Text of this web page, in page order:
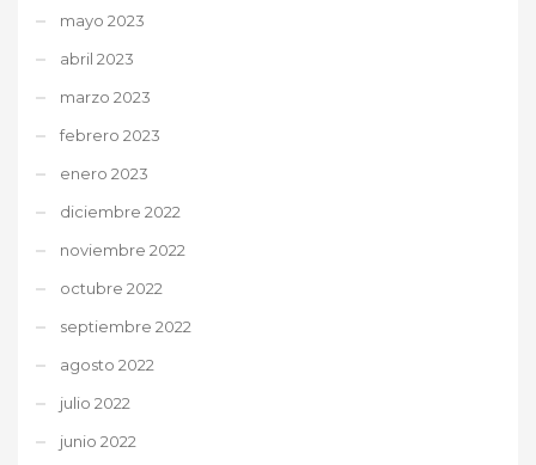
mayo 2023
abril 2023
marzo 2023
febrero 2023
enero 2023
diciembre 2022
noviembre 2022
octubre 2022
septiembre 2022
agosto 2022
julio 2022
junio 2022